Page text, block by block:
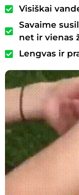
Visiškai
Savaime
net ir vienas
Lengvas ir